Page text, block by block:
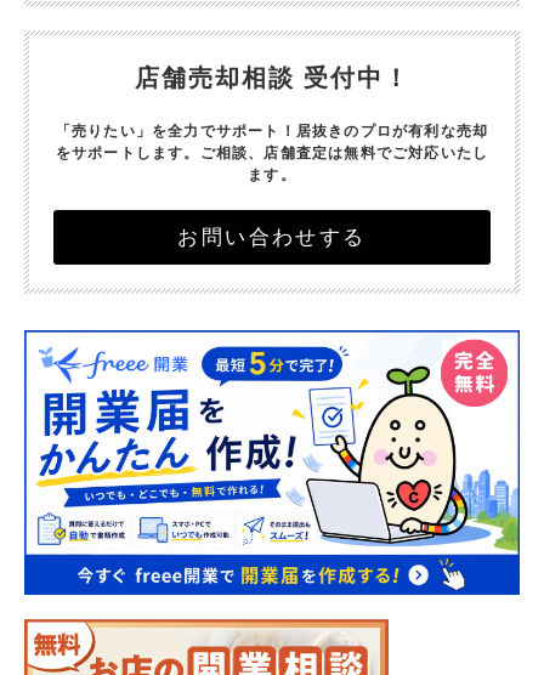
店舗売却相談 受付中！
「売りたい」を全力でサポート！ 居抜きのプロが有利な売却
をサポートします。 ご相談、店舗査定は無料でご対応いたし
ます。
お問い合わせする